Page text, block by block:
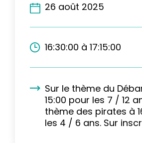
26 août 2025
16:30:00 à 17:15:00
Sur le thème du
15:00 pour les 7 / 12
thème des pirates à
les 4 / 6 ans. Sur